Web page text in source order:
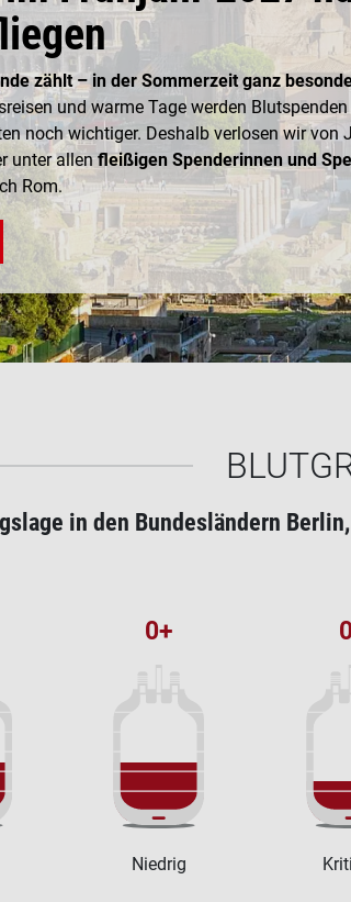
zählt – in der Sommerzeit ganz
und warme Tage werden
noch wichtiger. Deshalb verlosen wir von
unter allenfleißigen Spenderinnen und
Rom.
in den Bundesländern
0+
Niedrig